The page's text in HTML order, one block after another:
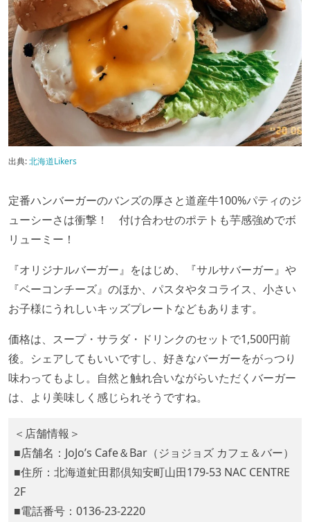
出典:北海道Likers
定番ハンバーガーのバンズの厚さと道産牛100%パティのジ
ューシーさは衝撃！ 付け合わせのポテトも芋感強めでボ
リューミー！
『オリジナルバーガー』をはじめ、『サルサバーガー』や
『ベーコンチーズ』のほか、パスタやタコライス、小さい
お子様にうれしいキッズプレートなどもあります。
価格は、スープ・サラダ・ドリンクのセットで1,500円前
後。シェアしてもいいですし、好きなバーガーをがっつり
味わってもよし。自然と触れ合いながらいただくバーガー
は、より美味しく感じられそうですね。
＜店舗情報＞
■店舗名：JoJo’s Cafe＆Bar（ジョジョズ カフェ＆バー）
■住所：北海道虻田郡倶知安町山田179-53 NAC CENTRE
2F
■電話番号：0136-23-2220